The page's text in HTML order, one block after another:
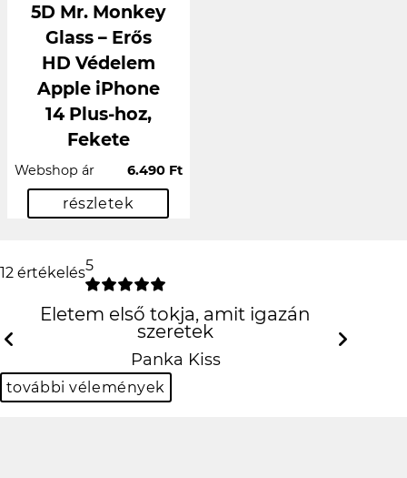
5D Mr. Monkey
Glass – Erős
HD Védelem
Apple iPhone
14 Plus-hoz,
Fekete
Webshop ár 6.490 Ft
részletek
12 értékelés5
Életem első tokja, amit igazán szeretek
Panka Kiss
Previous
további vélemények